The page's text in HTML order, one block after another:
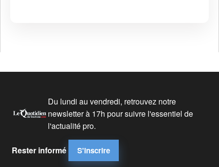
Du lundi au vendredi, retrouvez notre
newsletter à 17h pour suivre l'essentiel de
l'actualité pro.
Rester informé S'inscrire